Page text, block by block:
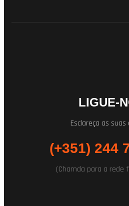
LIGUE-
Esclareça as suas
(+351) 244
(Chamda para a rede